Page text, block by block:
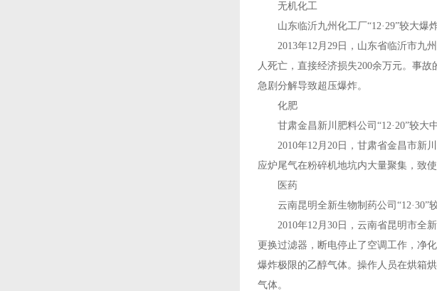
无机化工
山东临沂九州化工厂“12·29”较大爆
2013年12月29日，山东省临沂市九州
人死亡，直接经济损失200余万元。事
急剧分解导致超压爆炸。
化肥
甘肃金昌新川肥料公司“12·20”较大
2010年12月20日，甘肃省金昌市新川
应炉尾气在粉碎机地坑内大量聚集，致
医药
云南昆明全新生物制药公司“12·30”
2010年12月30日，云南省昆明市全新
更换过滤器，断电停止了空调工作，净
爆炸极限的乙醇气体。操作人员在烘箱
气体。